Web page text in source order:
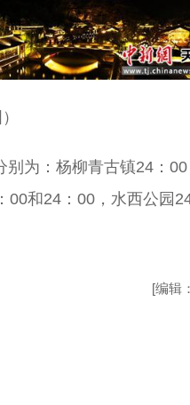
为：杨柳青古镇24：00
00和24：00，水西公园
[编辑